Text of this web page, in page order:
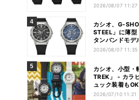
2026/08/07 11:27
カシオ、G-
STEEL」に薄型
タンバンドモデ
B1000」
2026/08/07 11:35
カシオ、小型・
TREK」 - カラ
ュック装着もOK
2026/07/10 11:21